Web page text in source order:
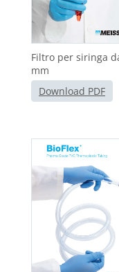
Filtro per siringa
mm
Download PDF